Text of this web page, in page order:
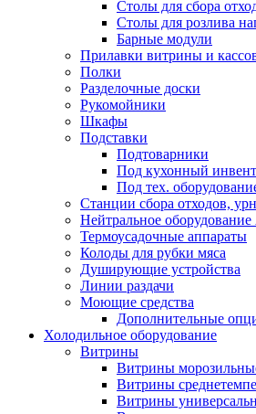
Столы для сбора
Столы для розлива
Барные модули
Прилавки витрины и
Полки
Разделочные доски
Рукомойники
Шкафы
Подставки
Подтоварники
Под кухонный
Под тех.
Cтанции сбора отходов,
Нейтральное
Термоусадочные аппараты
Колоды для рубки мяса
Душирующие устройства
Линии раздачи
Моющие средства
Дополнительные
Холодильное оборудование
Витрины
Витрины
Витрины
Витрины